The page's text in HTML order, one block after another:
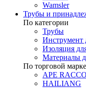
Wamsler
Трубы и
По категории
Трубы
Инструмент
Изоляция
Материалы
По торговой марке
APE
HAILIANG